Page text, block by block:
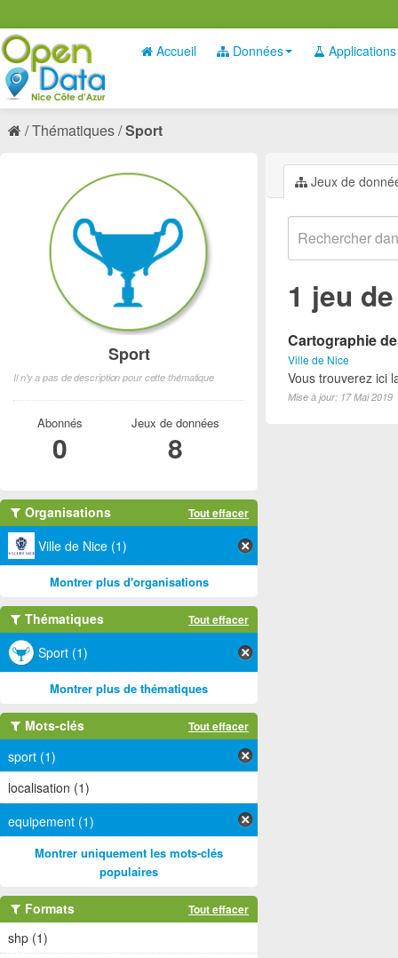
Accueil Données Applications
Thématiques Sport
Jeux de
1 jeu
Cartographie
Ville de Nice
Vous trouverez ici
Mise à jour: 17 Mai 2019
Sport
Il n'y a pas de description pour cette thématique
Abonnés
0
Jeux de données
8
Organisations Tout effacer
Ville de Nice (1)
Montrer plus d'organisations
Thématiques Tout effacer
Sport (1)
Montrer plus de thématiques
Mots-clés Tout effacer
sport (1)
localisation (1)
equipement (1)
Montrer uniquement les mots-clés
populaires
Formats Tout effacer
shp (1)